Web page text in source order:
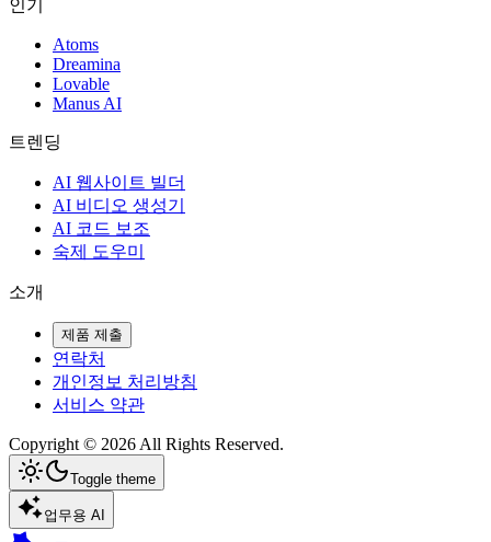
인기
Atoms
Dreamina
Lovable
Manus AI
트렌딩
AI 웹사이트 빌더
AI 비디오 생성기
AI 코드 보조
숙제 도우미
소개
제품 제출
연락처
개인정보 처리방침
서비스 약관
Copyright © 2026 All Rights Reserved.
Toggle theme
업무용 AI